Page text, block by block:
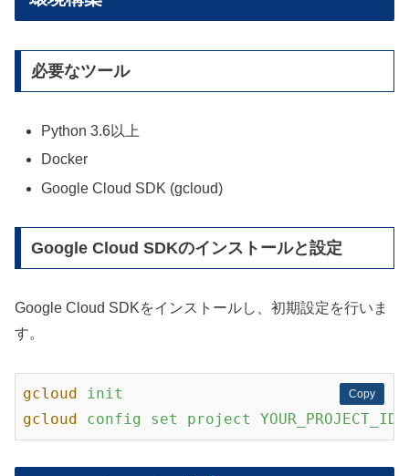
必要なツール
Python 3.6以上
Docker
Google Cloud SDK (gcloud)
Google Cloud SDKのインストールと設定
Google Cloud SDKをインストールし、初期設定を行いま
す。
Copy
Copy
gcloud
init
gcloud
config set project YOUR_PROJECT_ID